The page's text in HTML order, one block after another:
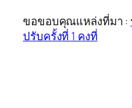
ขอขอบคุณแหล่งที่มา :
ปรับครั้งที่ 1 คงที่